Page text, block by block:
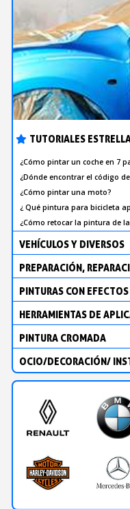
TUTORIALES
¿Cómo pintar un coche en 7
¿Dónde encontrar el código
¿Cómo pintar una moto?
¿ Qué pintura para bicicleta
¿Cómo retocar la pintura de
VEHÍCULOS Y DIVERSOS
PREPARACIÓN,
PINTURAS CON
HERRAMIENTAS DE
PINTURA CROMADA
OCIO/DECORACIÓN/